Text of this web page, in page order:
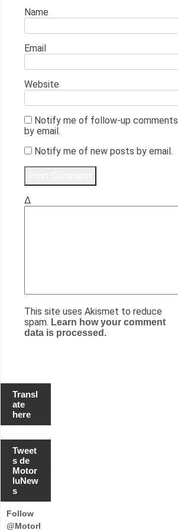
Name
Email
Website
Notify me of follow-up comments
by email.
Notify me of new posts by email.
Δ
This site uses Akismet to reduce
spam. Learn how your comment
data is processed.
Transl
ate
here
Tweet
s de
Motor
luNew
s
Follow
@Motorl